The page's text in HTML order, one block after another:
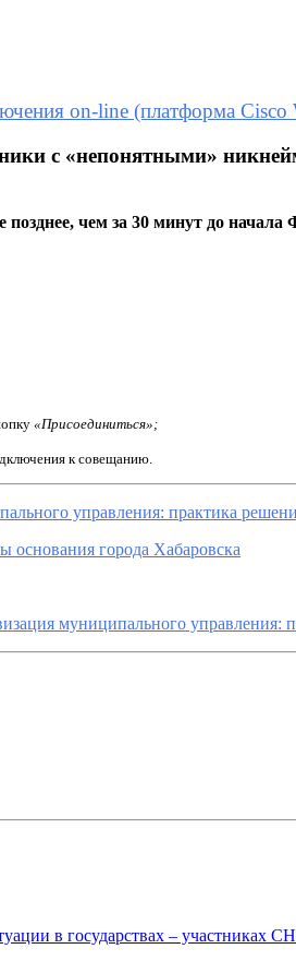
on-line (платформа Cisco
с «непонятными»
чем за 30 минут до начала
«Присоединиться»;
к совещанию.
управления: практика
города Хабаровска
муниципального управления:
в государствах – участниках